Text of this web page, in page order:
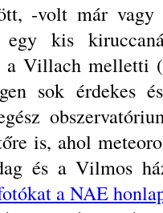
-volt már
kis
a Villach melletti
sok érdekes
is, ahol
és a Vilmos
a NAE